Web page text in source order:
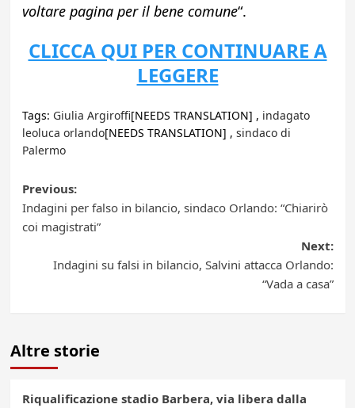
voltare pagina per il bene comune“.
CLICCA QUI PER CONTINUARE A
LEGGERE
Tags: Giulia Argiroffi[NEEDS TRANSLATION] , indagato
leoluca orlando[NEEDS TRANSLATION] , sindaco di
Palermo
Post
navigation
Previous:
Indagini per falso in bilancio, sindaco Orlando: “Chiarirò
coi magistrati”
Next:
Indagini su falsi in bilancio, Salvini attacca Orlando:
“Vada a casa”
Altre storie
Riqualificazione stadio Barbera, via libera dalla